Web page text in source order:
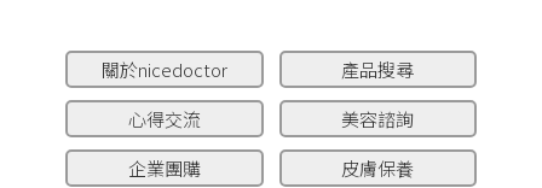
關於nicedoctor
產品搜尋
心得交流
美容諮詢
企業團購
皮膚保養